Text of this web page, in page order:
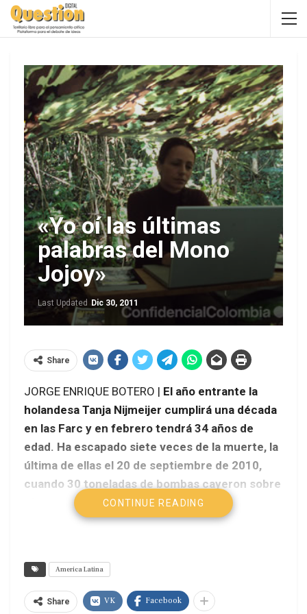
«Yo oí las últimas
palabras del Mono
Jojoy»
Last Updated Dic 30, 2011
Share
JORGE ENRIQUE BOTERO | El año entrante la
holandesa Tanja Nijmeijer cumplirá una década
en las Farc y en febrero tendrá 34 años de
edad. Ha escapado siete veces de la muerte, la
última de ellas el 20 de septiembre de 2010,
cuando 30 toneladas de bombas cayeron sobre
el campamento del Mono Jojoy.
“Yo vivía a 25 metros del búnker del camarada
Jorge”, relata 15 meses después de aquella
CONTINUE READING
America Latina
Share VK Facebook